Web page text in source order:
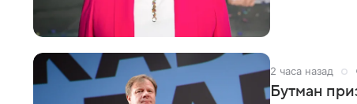
2 часа назад
Бутман